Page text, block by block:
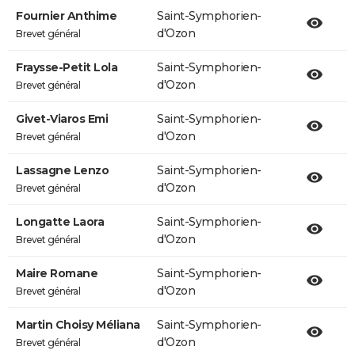
Fournier Anthime
Brevet général
Saint-Symphorien-
d'Ozon
Fraysse-Petit Lola
Brevet général
Saint-Symphorien-
d'Ozon
Givet-Viaros Emi
Brevet général
Saint-Symphorien-
d'Ozon
Lassagne Lenzo
Brevet général
Saint-Symphorien-
d'Ozon
Longatte Laora
Brevet général
Saint-Symphorien-
d'Ozon
Maire Romane
Brevet général
Saint-Symphorien-
d'Ozon
Martin Choisy Méliana
Brevet général
Saint-Symphorien-
d'Ozon